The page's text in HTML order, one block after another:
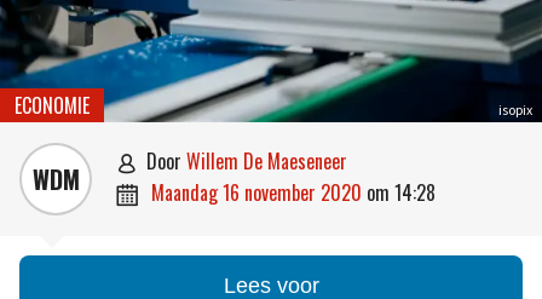
isopix
ECONOMIE
WDM  door Willem De Maeseneer
 maandag 16 november 2020 om 14:28
Lees voor